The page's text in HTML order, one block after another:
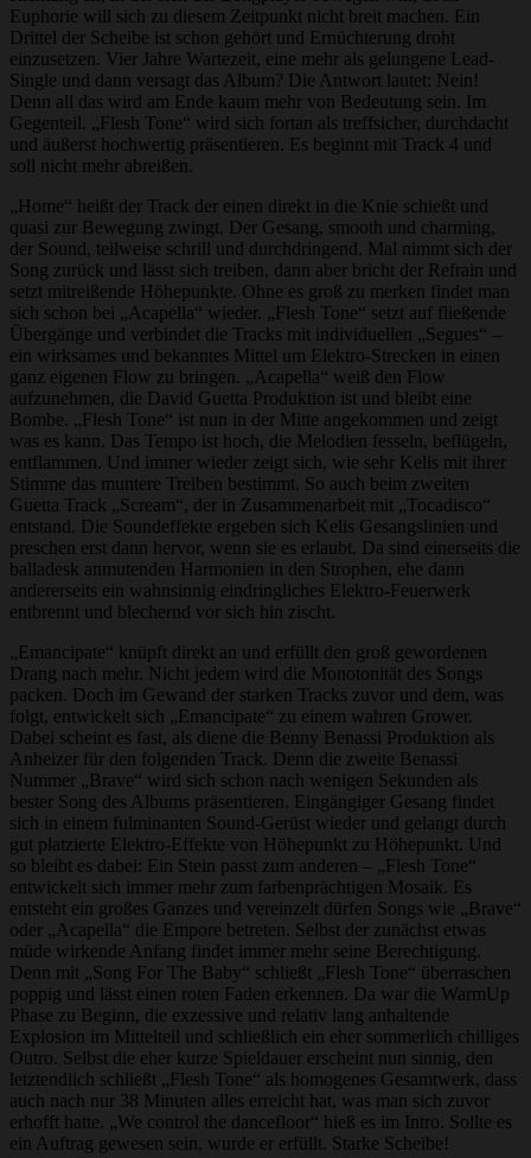
Euphorie will sich zu diesem Zeitpunkt nicht breit machen. Ein
Drittel der Scheibe ist schon gehört und Ernüchterung droht
einzusetzen. Vier Jahre Wartezeit, eine mehr als gelungene Lead-
Single und dann versagt das Album? Die Antwort lautet: Nein!
Denn all das wird am Ende kaum mehr von Bedeutung sein. Im
Gegenteil. „Flesh Tone“ wird sich fortan als treffsicher, durchdacht
und äußerst hochwertig präsentieren. Es beginnt mit Track 4 und
soll nicht mehr abreißen.
„Home“ heißt der Track der einen direkt in die Knie schießt und
quasi zur Bewegung zwingt. Der Gesang, smooth und charming,
der Sound, teilweise schrill und durchdringend. Mal nimmt sich der
Song zurück und lässt sich treiben, dann aber bricht der Refrain und
setzt mitreißende Höhepunkte. Ohne es groß zu merken findet man
sich schon bei „Acapella“ wieder. „Flesh Tone“ setzt auf fließende
Übergänge und verbindet die Tracks mit individuellen „Segues“ –
ein wirksames und bekanntes Mittel um Elektro-Strecken in einen
ganz eigenen Flow zu bringen. „Acapella“ weiß den Flow
aufzunehmen, die David Guetta Produktion ist und bleibt eine
Bombe. „Flesh Tone“ ist nun in der Mitte angekommen und zeigt
was es kann. Das Tempo ist hoch, die Melodien fesseln, beflügeln,
entflammen. Und immer wieder zeigt sich, wie sehr Kelis mit ihrer
Stimme das muntere Treiben bestimmt. So auch beim zweiten
Guetta Track „Scream“, der in Zusammenarbeit mit „Tocadisco“
entstand. Die Soundeffekte ergeben sich Kelis Gesangslinien und
preschen erst dann hervor, wenn sie es erlaubt. Da sind einerseits die
balladesk anmutenden Harmonien in den Strophen, ehe dann
andererseits ein wahnsinnig eindringliches Elektro-Feuerwerk
entbrennt und blechernd vor sich hin zischt.
„Emancipate“ knüpft direkt an und erfüllt den groß gewordenen
Drang nach mehr. Nicht jedem wird die Monotonität des Songs
packen. Doch im Gewand der starken Tracks zuvor und dem, was
folgt, entwickelt sich „Emancipate“ zu einem wahren Grower.
Dabei scheint es fast, als diene die Benny Benassi Produktion als
Anheizer für den folgenden Track. Denn die zweite Benassi
Nummer „Brave“ wird sich schon nach wenigen Sekunden als
bester Song des Albums präsentieren. Eingängiger Gesang findet
sich in einem fulminanten Sound-Gerüst wieder und gelangt durch
gut platzierte Elektro-Effekte von Höhepunkt zu Höhepunkt. Und
so bleibt es dabei: Ein Stein passt zum anderen – „Flesh Tone“
entwickelt sich immer mehr zum farbenprächtigen Mosaik. Es
entsteht ein großes Ganzes und vereinzelt dürfen Songs wie „Brave“
oder „Acapella“ die Empore betreten. Selbst der zunächst etwas
müde wirkende Anfang findet immer mehr seine Berechtigung.
Denn mit „Song For The Baby“ schließt „Flesh Tone“ überraschen
poppig und lässt einen roten Faden erkennen. Da war die WarmUp
Phase zu Beginn, die exzessive und relativ lang anhaltende
Explosion im Mittelteil und schließlich ein eher sommerlich chilliges
Outro. Selbst die eher kurze Spieldauer erscheint nun sinnig, den
letztendlich schließt „Flesh Tone“ als homogenes Gesamtwerk, dass
auch nach nur 38 Minuten alles erreicht hat, was man sich zuvor
erhofft hatte. „We control the dancefloor“ hieß es im Intro. Sollte es
ein Auftrag gewesen sein, wurde er erfüllt. Starke Scheibe!